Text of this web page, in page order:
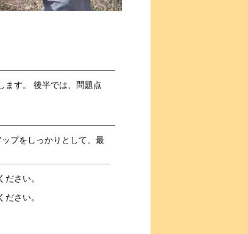
ます。 後半では、問題点
プをしっかりとして、最
さい。
さい。